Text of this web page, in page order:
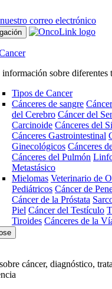
correo electrónico
sobre diferentes
Tipos de Cancer
Cánceres de sangre
del Cerebro Cáncer del
Carcinoide Cánceres del
Cánceres Gastrointestinal
Ginecológicos Cánceres
Cánceres del Pulmón
Metastásico
Mielomas Veterinario de
Pediátricos Cáncer de
Cáncer de la Próstata
Piel Cáncer del Testículo
Tiroides Cánceres de la
cáncer, diagnóstico,